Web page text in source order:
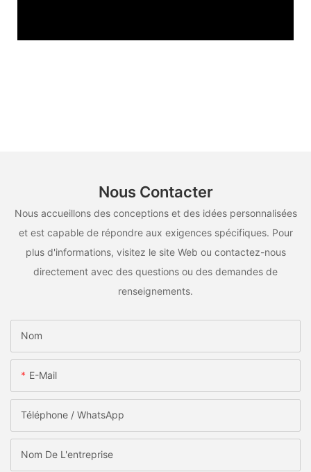
Nous Contacter
Nous accueillons des conceptions et des idées personnalisées
et est capable de répondre aux exigences spécifiques. Pour
plus d'informations, visitez le site Web ou contactez-nous
directement avec des questions ou des demandes de
renseignements.
Nom
E-Mail
Téléphone / WhatsApp
Nom De L'entreprise